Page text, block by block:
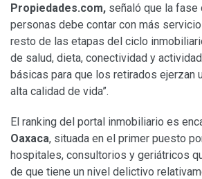
Propiedades.com, señaló que la fase
personas debe contar con más
resto de las etapas del ciclo
de salud, dieta, conectividad y
básicas para que los retirados ejerzan
alta calidad de vida”.
El ranking del portal inmobiliario es
Oaxaca, situada en el primer puesto
hospitales, consultorios y geriátricos
de que tiene un nivel delictivo